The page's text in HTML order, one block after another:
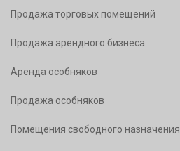
Продажа торговых помещений
Продажа арендного бизнеса
Аренда особняков
Продажа особняков
Помещения свободного назначения